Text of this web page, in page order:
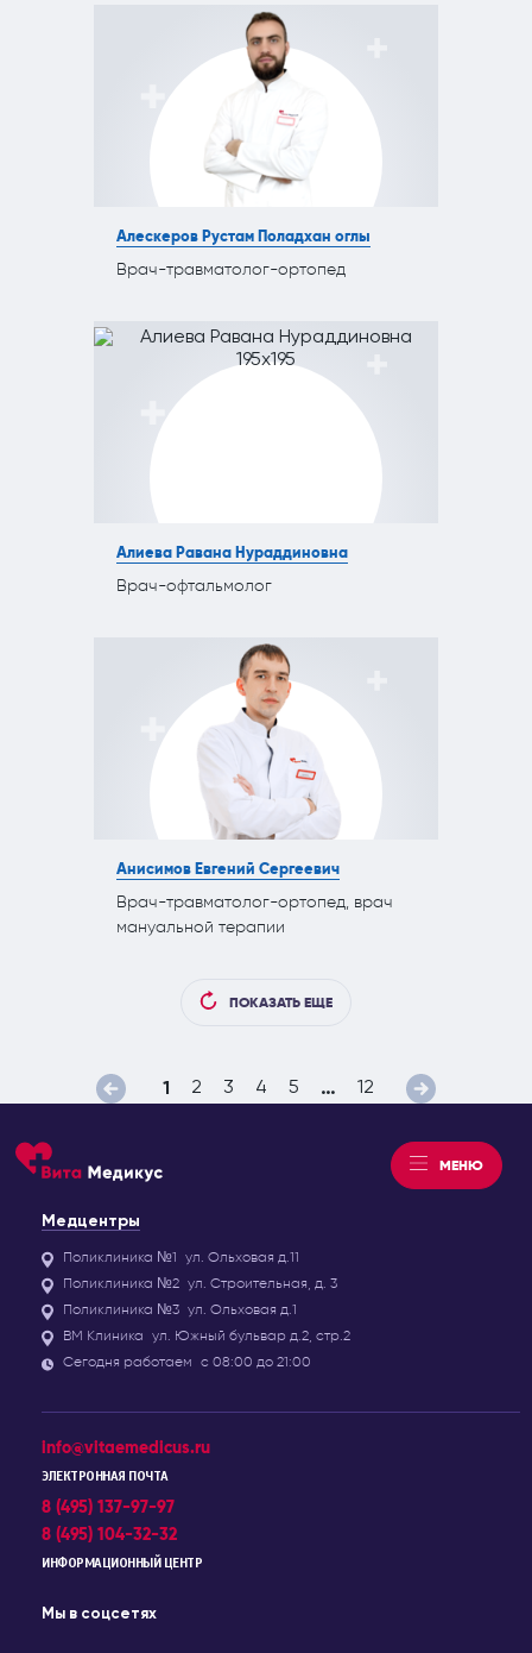
Алескеров Рустам Поладхан оглы
Врач-травматолог-ортопед
Алиева Равана Нураддиновна
Врач-офтальмолог
Анисимов Евгений Сергеевич
Врач-травматолог-ортопед, врач
мануальной терапии
ПОКАЗАТЬ ЕЩЕ
1 2 3 4 5 … 12
МЕНЮ
Медцентры
Поликлиника №1 ул. Ольховая д.11
Поликлиника №2 ул. Строительная, д. 3
Поликлиника №3 ул. Ольховая д.1
ВМ Клиника ул. Южный бульвар д.2, стр.2
Сегодня работаем с 08:00 до 21:00
info@vitaemedicus.ru
ЭЛЕКТРОННАЯ ПОЧТА
8 (495) 137-97-97
8 (495) 104-32-32
ИНФОРМАЦИОННЫЙ ЦЕНТР
Мы в соцсетях